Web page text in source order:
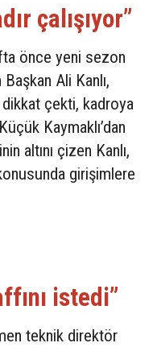
çalışıyor”
önce yeni sezon
Başkan Ali Kanlı,
çekti, kadroya
Kaymaklı’dan
altını çizen Kanlı,
girişimlere
istedi”
teknik direktör